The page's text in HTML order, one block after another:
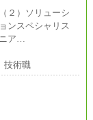
２）ソリューシ
ンスペシャリス
ア…
技術職